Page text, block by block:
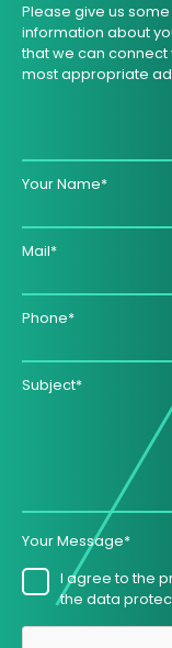
Please give us
information about
that we can connect
most appropriate
Your Name*
Mail*
Phone*
Subject*
Your Message*
I agree to the
the data